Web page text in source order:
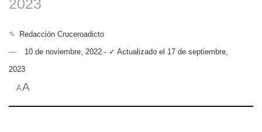
2023
✎
Redacción Cruceroadicto
10 de noviembre, 2022 - ✓ Actualizado el 17 de septiembre,
2023
AA